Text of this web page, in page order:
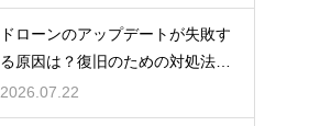
ドローンのアップデートが失敗す
る原因は？復旧のための対処法を
解説
2026.07.22